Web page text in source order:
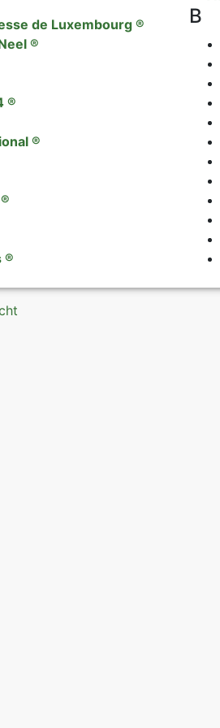
de Luxembourg ®
®
®
®
®
B